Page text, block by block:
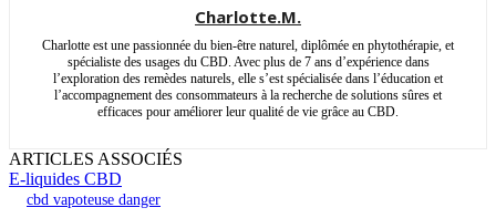
Charlotte.M.
Charlotte est une passionnée du bien-être naturel, diplômée en phytothérapie, et
spécialiste des usages du CBD. Avec plus de 7 ans d’expérience dans
l’exploration des remèdes naturels, elle s’est spécialisée dans l’éducation et
l’accompagnement des consommateurs à la recherche de solutions sûres et
efficaces pour améliorer leur qualité de vie grâce au CBD.
ARTICLES ASSOCIÉS
E-liquides CBD
cbd vapoteuse danger